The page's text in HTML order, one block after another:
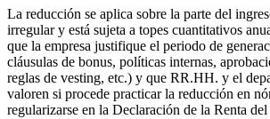
La reducción se aplica sobre la parte del
irregular y está sujeta a topes cuantitativos
que la empresa justifique el periodo de
cláusulas de bonus, políticas internas,
reglas de vesting, etc.) y que RR.HH. y el
valoren si procede practicar la reducción en
regularizarse en la Declaración de la Renta del